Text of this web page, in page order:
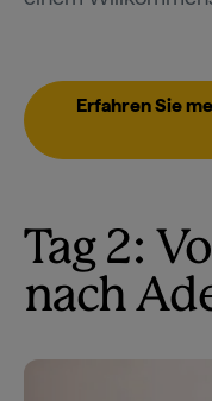
Erfahren Sie
Tag 2:
nach